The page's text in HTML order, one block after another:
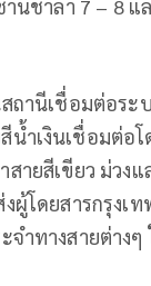
นชาลา 7 – 8 แ
ถานีเชื่อมต่อระ
น้ำเงินเชื่อมต่อ
ายสีเขียว ม่วง
ผู้โดยสารกรุงเ
จำทางสายต่าง